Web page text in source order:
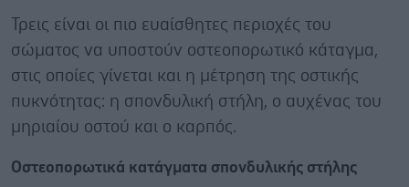
Τρεις είναι οι πιο ευαίσθητες περιοχές του
σώματος να υποστούν οστεοπορωτικό κάταγμα,
στις οποίες γίνεται και η μέτρηση της οστικής
πυκνότητας: η σπονδυλική στήλη, ο αυχένας του
μηριαίου οστού και ο καρπός.
Οστεοπορωτικά κατάγματα σπονδυλικής στήλης